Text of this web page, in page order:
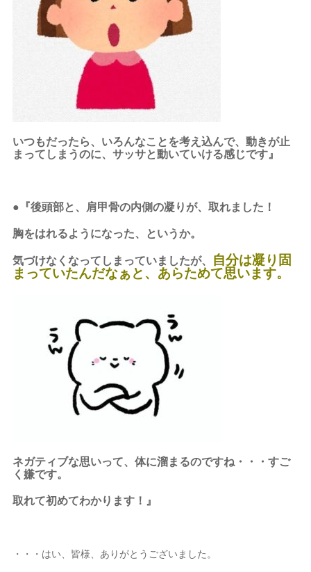
いつもだったら、いろんなことを考え込んで、動きが止
まってしまうのに、サッサと動いていける感じです』
●『後頭部と、肩甲骨の内側の凝りが、取れました！
胸をはれるようになった、というか。
気づけなくなってしまっていましたが、 自分は凝り固
まっていたんだなぁと、あらためて思います。
ネガティブな思いって、体に溜まるのですね・・・すご
く嫌です。
取れて初めてわかります！』
・・・はい、皆様、ありがとうございました。